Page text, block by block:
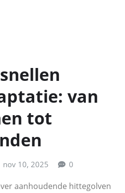
van
tot
nov 10, 2025 0
aanhoudende hittegolven